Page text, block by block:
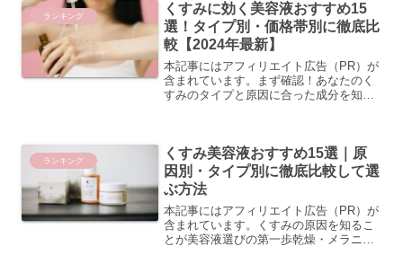
は複数の原因があり、自分...
ランキング
くすみに効く美容液おすすめ15
選！タイプ別・価格帯別に徹底比
較【2024年最新】
本記事にはアフィリエイト広告（PR）が
含まれています。まず確認！あなたのく
すみのタイプと原因に合った成分を知ろ
どのタイプなのかを把握...
ランキング
くすみ美容液おすすめ15選｜原
因別・タイプ別に徹底比較して選
ぶ方法
本記事にはアフィリエイト広告（PR）が
含まれています。くすみの原因を知るこ
とが美容液選びの第一歩乾燥・メラニ